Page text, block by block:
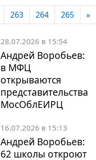
263 264 265 »
28.07.2026 в 15:54
Андрей Воробьев:
в МФЦ
открываются
представительства
МосОблЕИРЦ
16.07.2026 в 15:13
Андрей Воробьев:
62 школы откроют